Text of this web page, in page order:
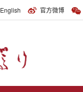
English 官方微博